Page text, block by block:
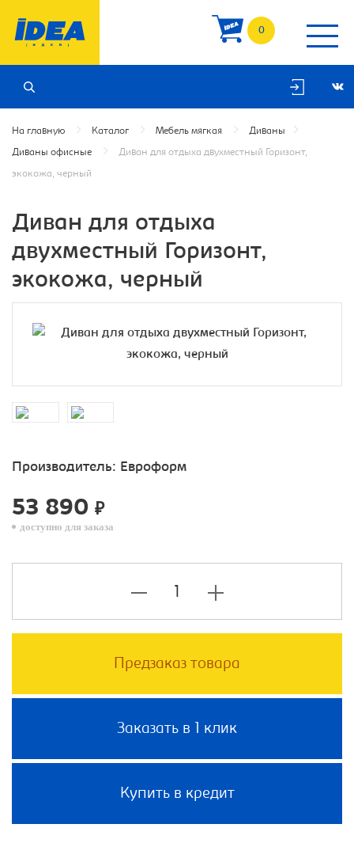
0
На главную Каталог Мебель мягкая Диваны
Диваны офисные Диван для отдыха двухместный Горизонт,
экокожа, черный
Диван для отдыха
двухместный Горизонт,
экокожа, черный
Производитель: Евроформ
53 890 ₽
доступно для заказа
Предзаказ товара
Заказать в 1 клик
Купить в кредит